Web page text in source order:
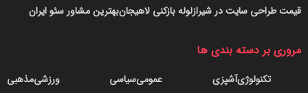
بهترین مشاور سئو ایرانلوله بازکنی لاهیجانقیمت طراحی سایت در شیراز
مروری بر دسته بندی ها
آشپزیتکنولوژی
سیاسیعمومی
مذهبیورزشی